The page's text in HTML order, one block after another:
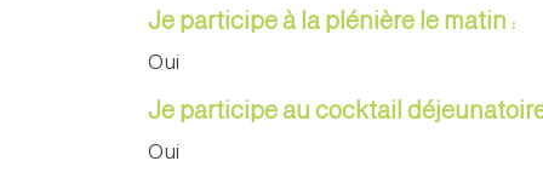
Je participe à la plénière le matin :
Oui
Je participe au cocktail
Oui